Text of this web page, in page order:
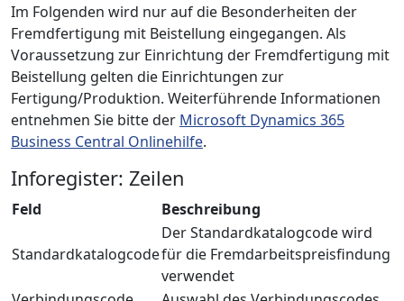
Im Folgenden wird nur auf die Besonderheiten der
Fremdfertigung mit Beistellung eingegangen. Als
Voraussetzung zur Einrichtung der Fremdfertigung mit
Beistellung gelten die Einrichtungen zur
Fertigung/Produktion. Weiterführende Informationen
entnehmen Sie bitte der Microsoft Dynamics 365
Business Central Onlinehilfe.
Inforegister: Zeilen
Feld Beschreibung
Standardkatalogcode
Der Standardkatalogcode wird
für die Fremdarbeitspreisfindung
verwendet